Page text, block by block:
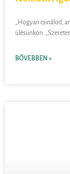
„Hogyan csinálod,
ülésünkön.
BŐVEBBEN »